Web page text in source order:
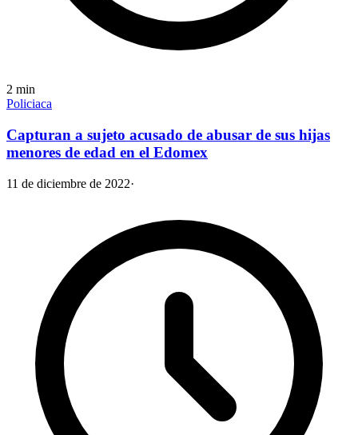
2 min
Policiaca
Capturan a sujeto acusado de abusar de sus hijas
menores de edad en el Edomex
11 de diciembre de 2022·